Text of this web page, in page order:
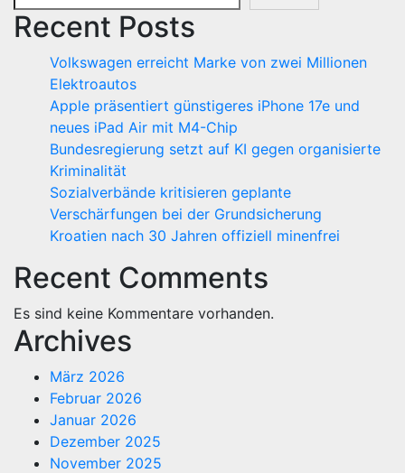
Recent Posts
Volkswagen erreicht Marke von zwei Millionen
Elektroautos
Apple präsentiert günstigeres iPhone 17e und
neues iPad Air mit M4-Chip
Bundesregierung setzt auf KI gegen organisierte
Kriminalität
Sozialverbände kritisieren geplante
Verschärfungen bei der Grundsicherung
Kroatien nach 30 Jahren offiziell minenfrei
Recent Comments
Es sind keine Kommentare vorhanden.
Archives
März 2026
Februar 2026
Januar 2026
Dezember 2025
November 2025